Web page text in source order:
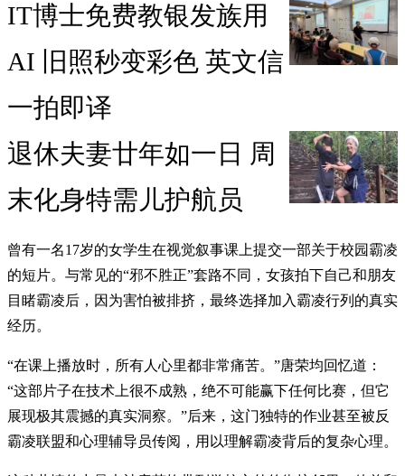
IT博士免费教银发族用
AI 旧照秒变彩色 英文信
一拍即译
退休夫妻廿年如一日 周
末化身特需儿护航员
曾有一名17岁的女学生在视觉叙事课上提交一部关于校园霸凌
的短片。与常见的“邪不胜正”套路不同，女孩拍下自己和朋友
目睹霸凌后，因为害怕被排挤，最终选择加入霸凌行列的真实
经历。
“在课上播放时，所有人心里都非常痛苦。”唐荣均回忆道：
“这部片子在技术上很不成熟，绝不可能赢下任何比赛，但它
展现极其震撼的真实洞察。”后来，这门独特的作业甚至被反
霸凌联盟和心理辅导员传阅，用以理解霸凌背后的复杂心理。